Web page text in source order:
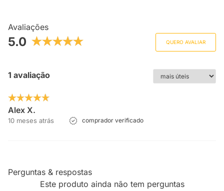
Avaliações
5.0 QUERO AVALIAR
1 avaliação
Alex X.
10 meses atrás comprador verificado
Perguntas & respostas
Este produto ainda não tem perguntas